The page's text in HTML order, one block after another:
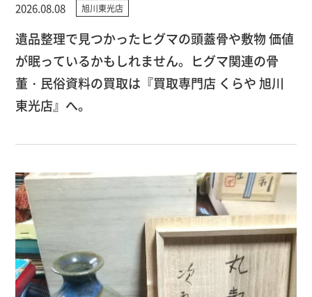
2026.08.08 旭川東光店
遺品整理で見つかったヒグマの頭蓋骨や敷物 価値
が眠っているかもしれません。ヒグマ関連の骨
董・民俗資料の買取は『買取専門店 くらや 旭川
東光店』へ。